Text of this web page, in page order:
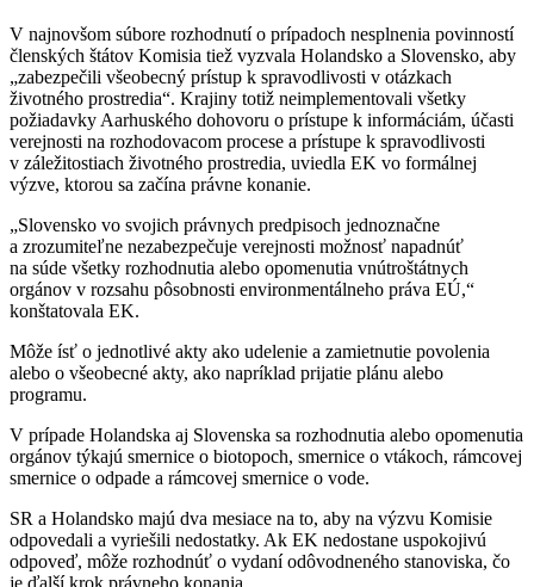
V najnovšom súbore rozhodnutí o prípadoch nesplnenia povinností
členských štátov Komisia tiež vyzvala Holandsko a Slovensko, aby
„zabezpečili všeobecný prístup k spravodlivosti v otázkach
životného prostredia“. Krajiny totiž neimplementovali všetky
požiadavky Aarhuského dohovoru o prístupe k informáciám, účasti
verejnosti na rozhodovacom procese a prístupe k spravodlivosti
v záležitostiach životného prostredia, uviedla EK vo formálnej
výzve, ktorou sa začína právne konanie.
„Slovensko vo svojich právnych predpisoch jednoznačne
a zrozumiteľne nezabezpečuje verejnosti možnosť napadnúť
na súde všetky rozhodnutia alebo opomenutia vnútroštátnych
orgánov v rozsahu pôsobnosti environmentálneho práva EÚ,“
konštatovala EK.
Môže ísť o jednotlivé akty ako udelenie a zamietnutie povolenia
alebo o všeobecné akty, ako napríklad prijatie plánu alebo
programu.
V prípade Holandska aj Slovenska sa rozhodnutia alebo opomenutia
orgánov týkajú smernice o biotopoch, smernice o vtákoch, rámcovej
smernice o odpade a rámcovej smernice o vode.
SR a Holandsko majú dva mesiace na to, aby na výzvu Komisie
odpovedali a vyriešili nedostatky. Ak EK nedostane uspokojivú
odpoveď, môže rozhodnúť o vydaní odôvodneného stanoviska, čo